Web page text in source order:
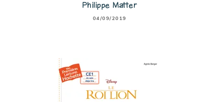
Philippe Matter
04/09/2019